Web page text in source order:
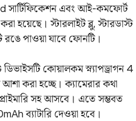
সার্টিফিকেশন এবং আই-কমফোর্ট
হয়েছে। স্টারলাইট ব্লু, স্টারডাস্ট
রঙে পাওয়া যাবে ফোনটি।
কোয়ালকম স্ন্যাপড্রাগন 4
আশা করা হচ্ছে। ক্যামেরার কথা
সহ আসবে। এতে সম্ভবত
ব্যাটারি দেওয়া হবে।